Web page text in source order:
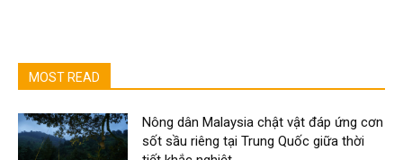
MOST READ
Nông dân Malaysia chật vật đáp ứng cơn
sốt sầu riêng tại Trung Quốc giữa thời